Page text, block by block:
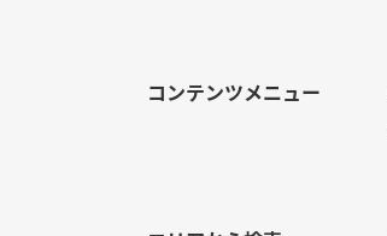
コンテンツメニュー